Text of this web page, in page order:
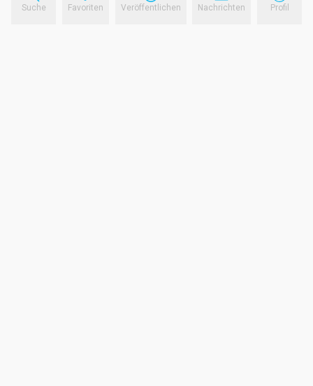
Suche Favoriten Veröffentlichen Nachrichten Profil